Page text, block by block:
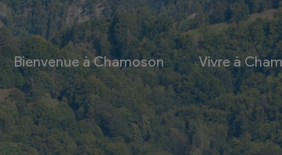
Bienvenue à Chamoson Vivre à